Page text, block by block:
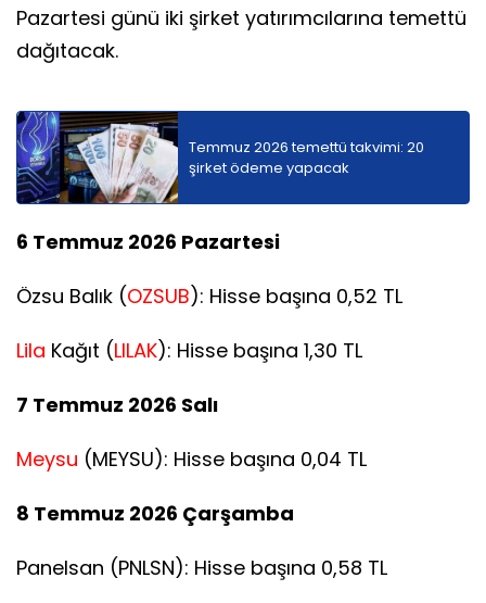
Pazartesi günü iki şirket yatırımcılarına temettü
dağıtacak.
Temmuz 2026 temettü takvimi: 20
şirket ödeme yapacak
6 Temmuz 2026 Pazartesi
Özsu Balık (OZSUB): Hisse başına 0,52 TL
Lila Kağıt (LILAK): Hisse başına 1,30 TL
7 Temmuz 2026 Salı
Meysu (MEYSU): Hisse başına 0,04 TL
8 Temmuz 2026 Çarşamba
Panelsan (PNLSN): Hisse başına 0,58 TL